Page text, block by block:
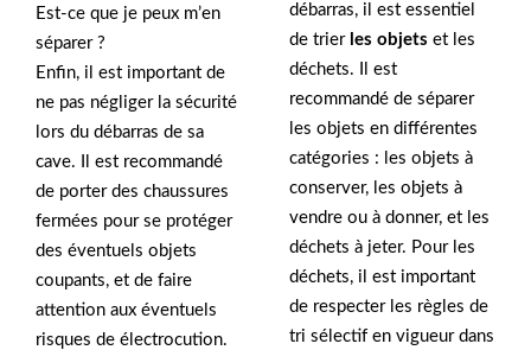
Est-ce que je peux m’en
séparer ?
Enfin, il est important de
ne pas négliger la sécurité
lors du débarras de sa
cave. Il est recommandé
de porter des chaussures
fermées pour se protéger
des éventuels objets
coupants, et de faire
attention aux éventuels
risques de électrocution.
débarras, il est essentiel
de trier les objets et les
déchets. Il est
recommandé de séparer
les objets en différentes
catégories : les objets à
conserver, les objets à
vendre ou à donner, et les
déchets à jeter. Pour les
déchets, il est important
de respecter les règles de
tri sélectif en vigueur dans